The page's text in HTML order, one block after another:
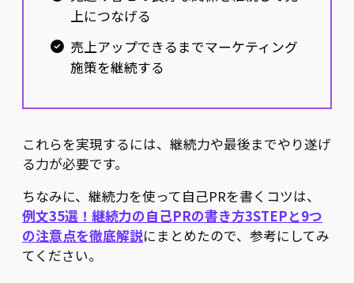
上につなげる
売上アップできるまでマーケティング
施策を継続する
これらを実現するには、継続力や最後までやり遂げ
る力が必要です。
ちなみに、継続力を使って自己PRを書くコツは、
例文35選！継続力の自己PRの書き方3STEPと9つ
の注意点を徹底解説にまとめたので、参考にしてみ
てください。